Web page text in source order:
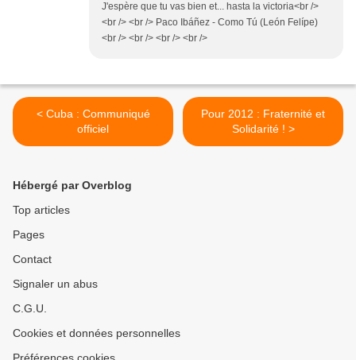
J'espère que tu vas bien et... hasta la victoria<br />
<br /> <br /> Paco Ibáñez - Como Tú (León Felípe)
<br /> <br /> <br /> <br />
< Cuba : Communiqué
officiel
Pour 2012 : Fraternité et
Solidarité ! >
Hébergé par Overblog
Top articles
Pages
Contact
Signaler un abus
C.G.U.
Cookies et données personnelles